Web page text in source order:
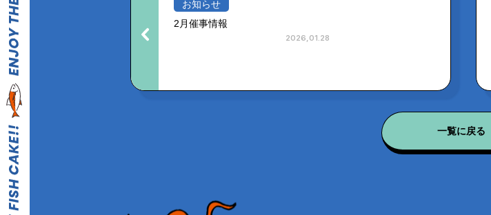
お知らせ
2月催事情報
2026,01.28
一覧に戻る